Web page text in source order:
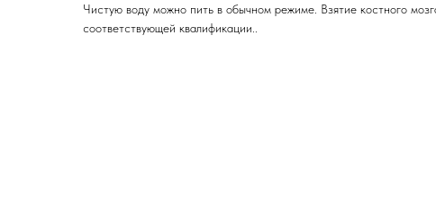
Чистую воду можно пить в обычном режиме. Взятие костного
соответствующей квалификации..